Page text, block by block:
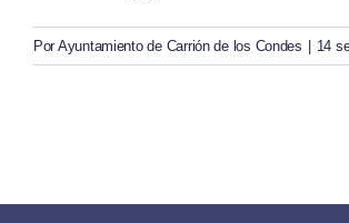
Por Ayuntamiento de Carrión de los Condes 14